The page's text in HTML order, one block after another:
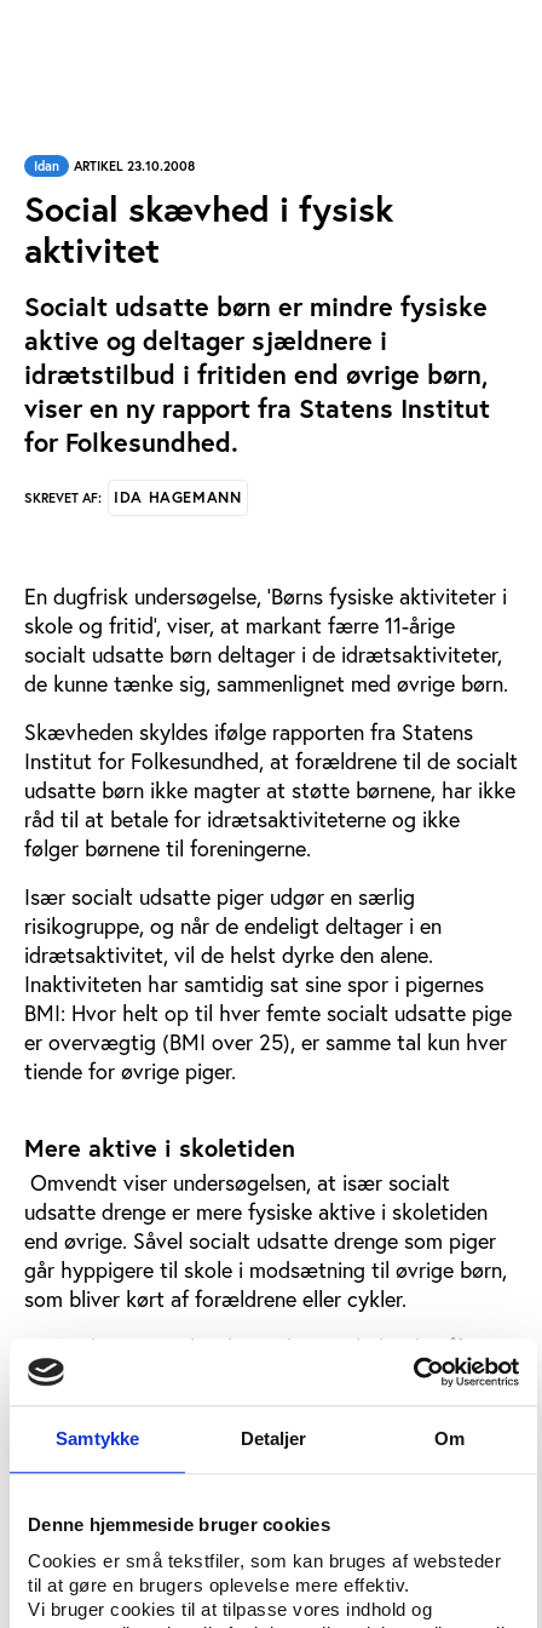
Samtykke Detaljer Om
Denne hjemmeside bruger cookies
Cookies er små tekstfiler, som kan bruges af websteder
til at gøre en brugers oplevelse mere effektiv.
Vi bruger cookies til at tilpasse vores indhold og
Idan ARTIKEL 23.10.2008
Social skævhed i fysisk
aktivitet
Socialt udsatte børn er mindre fysiske
aktive og deltager sjældnere i
idrætstilbud i fritiden end øvrige børn,
viser en ny rapport fra Statens Institut
for Folkesundhed.
SKREVET AF: IDA HAGEMANN
En dugfrisk undersøgelse, ’Børns fysiske aktiviteter i
skole og fritid’, viser, at markant færre 11-årige
socialt udsatte børn deltager i de idrætsaktiviteter,
de kunne tænke sig, sammenlignet med øvrige børn.
Skævheden skyldes ifølge rapporten fra Statens
Institut for Folkesundhed, at forældrene til de socialt
udsatte børn ikke magter at støtte børnene, har ikke
råd til at betale for idrætsaktiviteterne og ikke
følger børnene til foreningerne.
Især socialt udsatte piger udgør en særlig
risikogruppe, og når de endeligt deltager i en
idrætsaktivitet, vil de helst dyrke den alene.
Inaktiviteten har samtidig sat sine spor i pigernes
BMI: Hvor helt op til hver femte socialt udsatte pige
er overvægtig (BMI over 25), er samme tal kun hver
tiende for øvrige piger.
Mere aktive i skoletiden
Omvendt viser undersøgelsen, at især socialt
udsatte drenge er mere fysiske aktive i skoletiden
end øvrige. Såvel socialt udsatte drenge som piger
går hyppigere til skole i modsætning til øvrige børn,
som bliver kørt af forældrene eller cykler.
Men selvom socialt udsatte børn i skoletiden får
kompenseret for den manglende aktivitet i fritiden,
lever hver fjerde socialt udsatte barn mod hver
ottende øvrige barn ikke op til
Optimering af tilbud
Rapporten peger på to konkrete løsningsforslag til